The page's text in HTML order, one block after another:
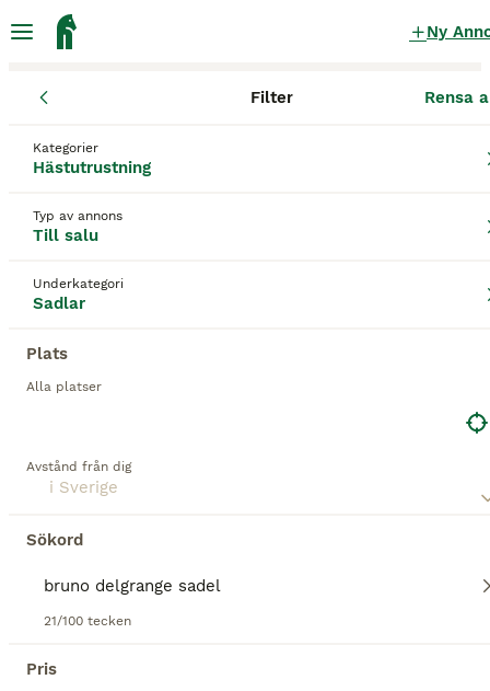
Ny
Filter Rensa
Kategorier
Hästutrustning
Typ av annons
Till salu
Underkategori
Sadlar
Plats
Alla platser
Avstånd från dig
Sökord
21/100 tecken
Pris
Bruno delgrange sadel Sadlar till salu
29 Hästutrustning hittade
Sadlar
Spara sökning
Sadlar
Skick